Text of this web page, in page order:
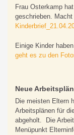
Frau Osterkamp
geschrieben. Macht
Einige Kinder
geht es zu den
Neue
Die meisten Eltern
Arbeitsplänen für
abgeholt. Die
Menüpunkt